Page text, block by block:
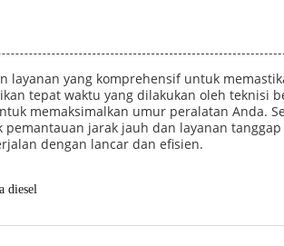
layanan yang komprehensif untuk
tepat waktu yang dilakukan oleh teknisi
memaksimalkan umur peralatan Anda.
jarak jauh dan layanan
dengan lancar dan efisien.
diesel